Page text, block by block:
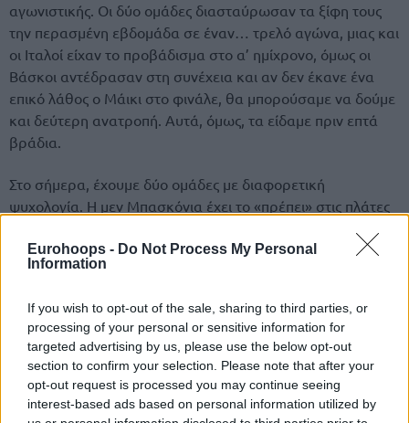
Eurohoops - Do Not Process My Personal
Information
If you wish to opt-out of the sale, sharing to third parties, or
processing of your personal or sensitive information for
targeted advertising by us, please use the below opt-out
section to confirm your selection. Please note that after your
opt-out request is processed you may continue seeing
interest-based ads based on personal information utilized by
αγωνιστικής. Οι δύο ομάδες διασταύρωσαν τα ξίφη τους
την περασμένη εβδομάδα σε έναν… τρελό αγώνα, μιας και
οι Ιταλοί είχαν το προβάδισμα στο α’ ημίχρονο, όμως οι
Βάσκοι αντέδρασαν στη συνέχεια και αν δεν έκανε ένα
επικό λάθος ο Μάικι στο φινάλε, θα μπορούσαμε να δούμε
και δεύτερη ανατροπή. Αυτά, όμως, τα είδαμε πριν επτά
βράδια.
Στο σήμερα, έχουμε δύο ομάδες με διαφορετική
ψυχολογία. Η μεν Μπασκόνια έχει το «πρέπει» στις πλάτες
παίζει εντός έδρας. Η δε Βίρτους είναι με την ψυχολογία
στα ύψη, μιας και κανείς δεν της έδινε ελπίδες κόντρα στην
φινάλε.